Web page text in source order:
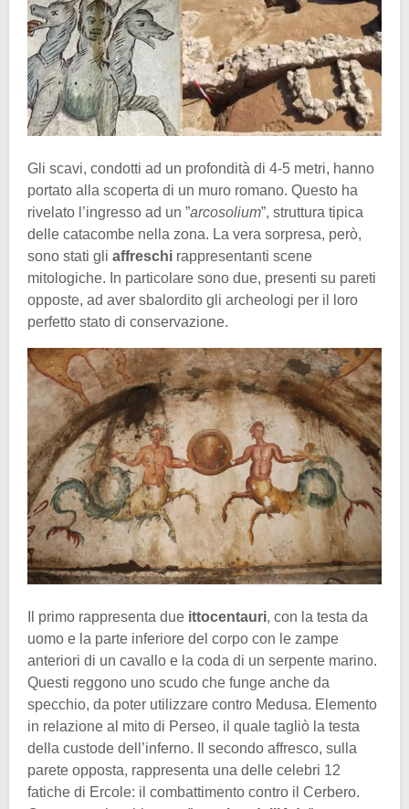
Gli scavi, condotti ad un profondità di 4-5 metri, hanno
portato alla scoperta di un muro romano. Questo ha
rivelato l’ingresso ad un ”arcosolium”, struttura tipica
delle catacombe nella zona. La vera sorpresa, però,
sono stati gli affreschi rappresentanti scene
mitologiche. In particolare sono due, presenti su pareti
opposte, ad aver sbalordito gli archeologi per il loro
perfetto stato di conservazione.
Il primo rappresenta due ittocentauri, con la testa da
uomo e la parte inferiore del corpo con le zampe
anteriori di un cavallo e la coda di un serpente marino.
Questi reggono uno scudo che funge anche da
specchio, da poter utilizzare contro Medusa. Elemento
in relazione al mito di Perseo, il quale tagliò la testa
della custode dell’inferno. Il secondo affresco, sulla
parete opposta, rappresenta una delle celebri 12
fatiche di Ercole: il combattimento contro il Cerbero.